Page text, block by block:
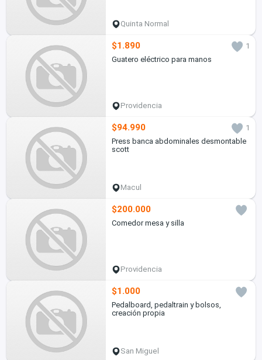
Quinta Normal
$1.890
1
Guatero eléctrico para manos
Providencia
$94.990
1
Press banca abdominales desmontable
scott
Macul
$200.000
Comedor mesa y silla
Providencia
$1.000
Pedalboard, pedaltrain y bolsos,
creación propia
San Miguel